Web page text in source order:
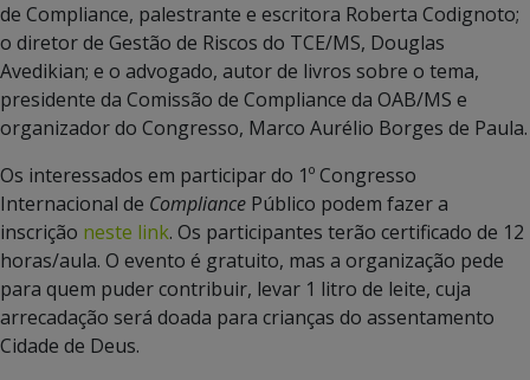
de Compliance, palestrante e escritora Roberta Codignoto;
o diretor de Gestão de Riscos do TCE/MS, Douglas
Avedikian; e o advogado, autor de livros sobre o tema,
presidente da Comissão de Compliance da OAB/MS e
organizador do Congresso, Marco Aurélio Borges de Paula.
Os interessados em participar do 1º Congresso
Internacional de Compliance Público podem fazer a
inscrição neste link. Os participantes terão certificado de 12
horas/aula. O evento é gratuito, mas a organização pede
para quem puder contribuir, levar 1 litro de leite, cuja
arrecadação será doada para crianças do assentamento
Cidade de Deus.